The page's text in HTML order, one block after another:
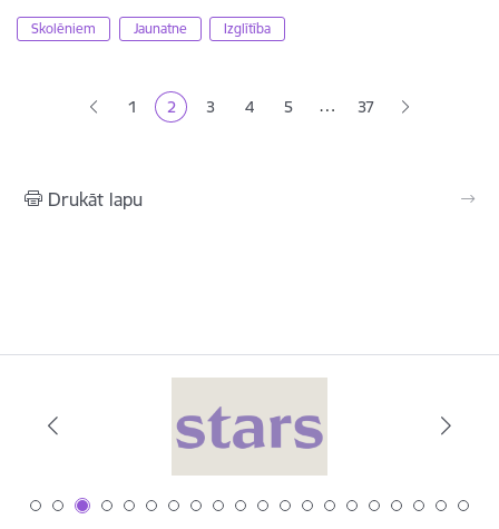
Skolēniem Jaunatne Izglītība
Lapa
1 Pašreizējā lapa
2 Lapa
3 Lapa
4 Lapa
5 … 37
Drukāt lapu